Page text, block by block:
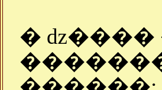
� ǳ����